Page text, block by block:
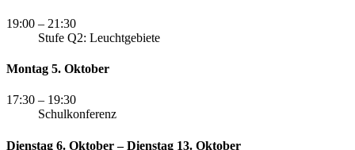
19:00 – 21:30
Stufe Q2: Leuchtgebiete
Montag 5. Oktober
17:30 – 19:30
Schulkonferenz
Dienstag 6. Oktober – Dienstag 13. Oktober